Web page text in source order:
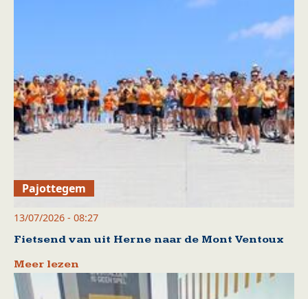
Pajottegem
13/07/2026 - 08:27
Fietsend van uit Herne naar de Mont Ventoux
Meer lezen